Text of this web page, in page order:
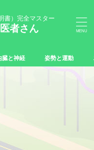
書）完全マスター
者さん
臓と神経 姿勢と運動